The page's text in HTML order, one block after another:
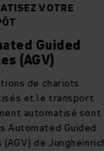
INDISPENSABLE
TRANSPORT DE
électriques
Les transpalettes
sont hautement
transport de
dans l'entrepôt ou
espaces confinés.